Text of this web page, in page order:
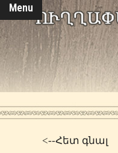
Menu
<--Հետ գնալ